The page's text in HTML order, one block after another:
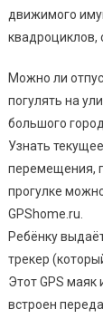
движимого
квадроциклов,
Можно ли
погулять на
большого
Узнать
перемещения,
прогулке
GPShome.ru.
Ребёнку
трекер
Этот GPS
встроен